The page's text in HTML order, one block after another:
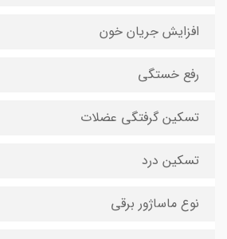
افزایش جریان خون
رفع خستگی
تسکین گرفتگی عضلات
تسکین درد
نوع ماساژور برقی